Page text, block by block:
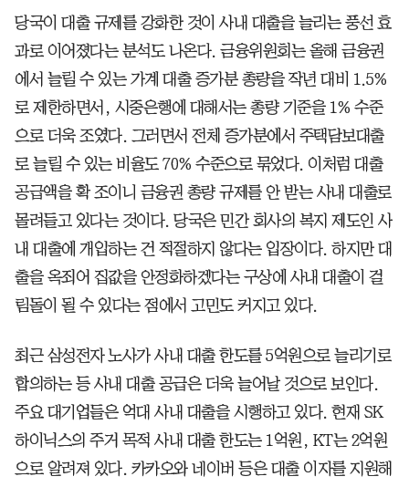
당국이 대출 규제를 강화한 것이 사내 대출을 늘리는 풍선 효
과로 이어졌다는 분석도 나온다. 금융위원회는 올해 금융권
에서 늘릴 수 있는 가계 대출 증가분 총량을 작년 대비 1.5%
로 제한하면서, 시중은행에 대해서는 총량 기준을 1% 수준
으로 더욱 조였다. 그러면서 전체 증가분에서 주택담보대출
로 늘릴 수 있는 비율도 70% 수준으로 묶었다. 이처럼 대출
공급액을 확 조이니 금융권 총량 규제를 안 받는 사내 대출로
몰려들고 있다는 것이다. 당국은 민간 회사의 복지 제도인 사
내 대출에 개입하는 건 적절하지 않다는 입장이다. 하지만 대
출을 옥죄어 집값을 안정화하겠다는 구상에 사내 대출이 걸
림돌이 될 수 있다는 점에서 고민도 커지고 있다.
최근 삼성전자 노사가 사내 대출 한도를 5억원으로 늘리기로
합의하는 등 사내 대출 공급은 더욱 늘어날 것으로 보인다.
주요 대기업들은 억대 사내 대출을 시행하고 있다. 현재 SK
하이닉스의 주거 목적 사내 대출 한도는 1억원, KT는 2억원
으로 알려져 있다. 카카오와 네이버 등은 대출 이자를 지원해